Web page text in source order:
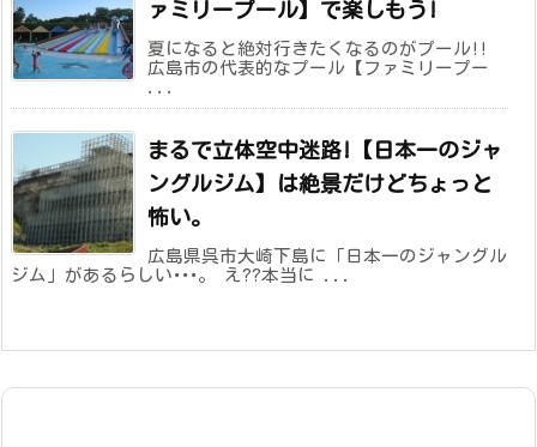
ァミリープール】で楽しもう!
夏になると絶対行きたくなるのがプール!!
広島市の代表的なプール【ファミリープー
まるで立体空中迷路!【日本一のジャ
ングルジム】は絶景だけどちょっと
怖い。
広島県呉市大崎下島に「日本一のジャングル
ジム」があるらしい･･･。 え??本当に ...